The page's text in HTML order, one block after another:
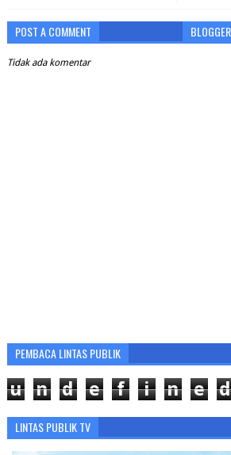
POST A COMMENT BLOGGER
Tidak ada komentar
PEMBACA LINTAS PUBLIK
u n d e f i n e d
LINTAS PUBLIK TV